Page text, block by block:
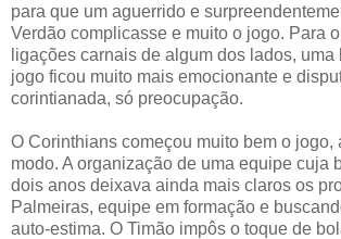
para que um aguerrido e
Verdão complicasse e muito o jogo. Para
ligações carnais de algum dos lados,
jogo ficou muito mais emocionante e
corintianada, só preocupação.
O Corinthians começou muito bem o jogo,
modo. A organização de uma equipe cuja
dois anos deixava ainda mais claros os
Palmeiras, equipe em formação e
auto-estima. O Timão impôs o toque de